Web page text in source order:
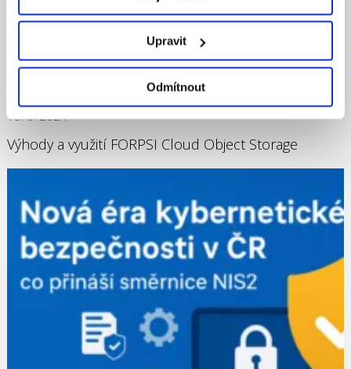
Upravit
Odmítnout
13. 6. 2024
Výhody a využití FORPSI Cloud Object Storage